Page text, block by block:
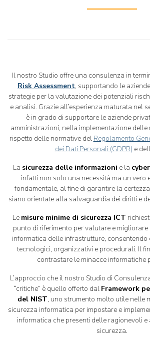
Il nostro Studio offre una consulenza in
Risk Assessment, supportando le
strategie per la valutazione dei potenziali
e analisi. Grazie all’esperienza maturata nel
è in grado di supportare le aziende
amministrazioni, nella implementazione
rispetto delle normative del Regolamento
dei Dati Personali (GDPR) e
La sicurezza delle informazioni e la
infatti non solo una necessità ma un vero
fondamentale, al fine di garantire la
siano orientate alla salvaguardia dei diritti e
Le misure minime di sicurezza ICT
punto di riferimento per valutare e
informatica delle infrastrutture,
tecnologici, organizzativi e procedurali. Il
contrastare le minacce informatiche
L’approccio che il nostro Studio di
“critiche” è quello offerto dal Framework
del NIST, uno strumento molto utile nelle
sicurezza informatica per impostare e
informatica che presenti delle ragionevoli e
sicurezza.